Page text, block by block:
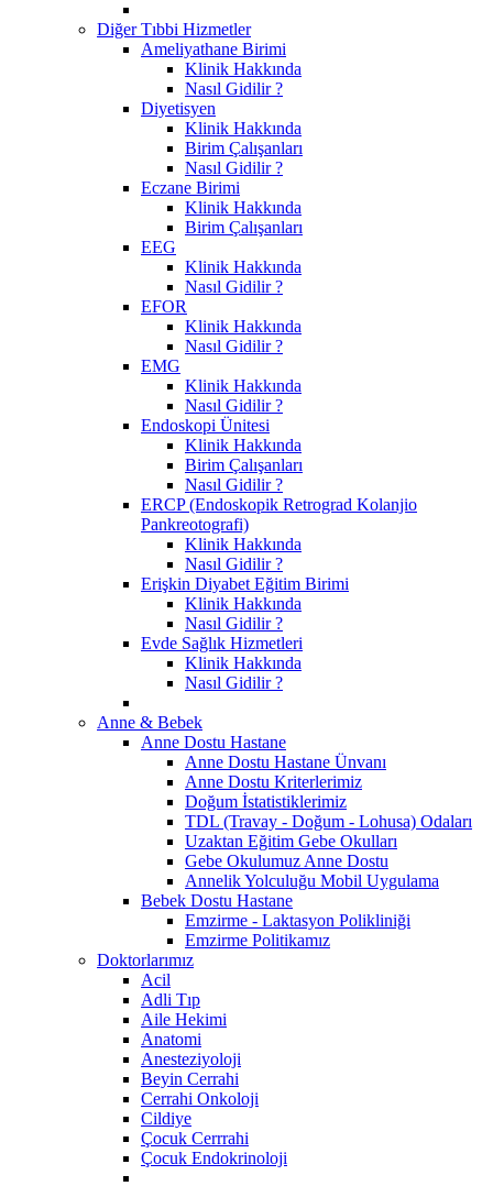
Diğer Tıbbi Hizmetler
Ameliyathane Birimi
Klinik Hakkında
Nasıl Gidilir ?
Diyetisyen
Klinik Hakkında
Birim Çalışanları
Nasıl Gidilir ?
Eczane Birimi
Klinik Hakkında
Birim Çalışanları
EEG
Klinik Hakkında
Nasıl Gidilir ?
EFOR
Klinik Hakkında
Nasıl Gidilir ?
EMG
Klinik Hakkında
Nasıl Gidilir ?
Endoskopi Ünitesi
Klinik Hakkında
Birim Çalışanları
Nasıl Gidilir ?
ERCP (Endoskopik Retrograd Kolanjio
Pankreotografi)
Klinik Hakkında
Nasıl Gidilir ?
Erişkin Diyabet Eğitim Birimi
Klinik Hakkında
Nasıl Gidilir ?
Evde Sağlık Hizmetleri
Klinik Hakkında
Nasıl Gidilir ?
Anne & Bebek
Anne Dostu Hastane
Anne Dostu Hastane Ünvanı
Anne Dostu Kriterlerimiz
Doğum İstatistiklerimiz
TDL (Travay - Doğum - Lohusa) Odaları
Uzaktan Eğitim Gebe Okulları
Gebe Okulumuz Anne Dostu
Annelik Yolculuğu Mobil Uygulama
Bebek Dostu Hastane
Emzirme - Laktasyon Polikliniği
Emzirme Politikamız
Doktorlarımız
Acil
Adli Tıp
Aile Hekimi
Anatomi
Anesteziyoloji
Beyin Cerrahi
Cerrahi Onkoloji
Cildiye
Çocuk Cerrrahi
Çocuk Endokrinoloji